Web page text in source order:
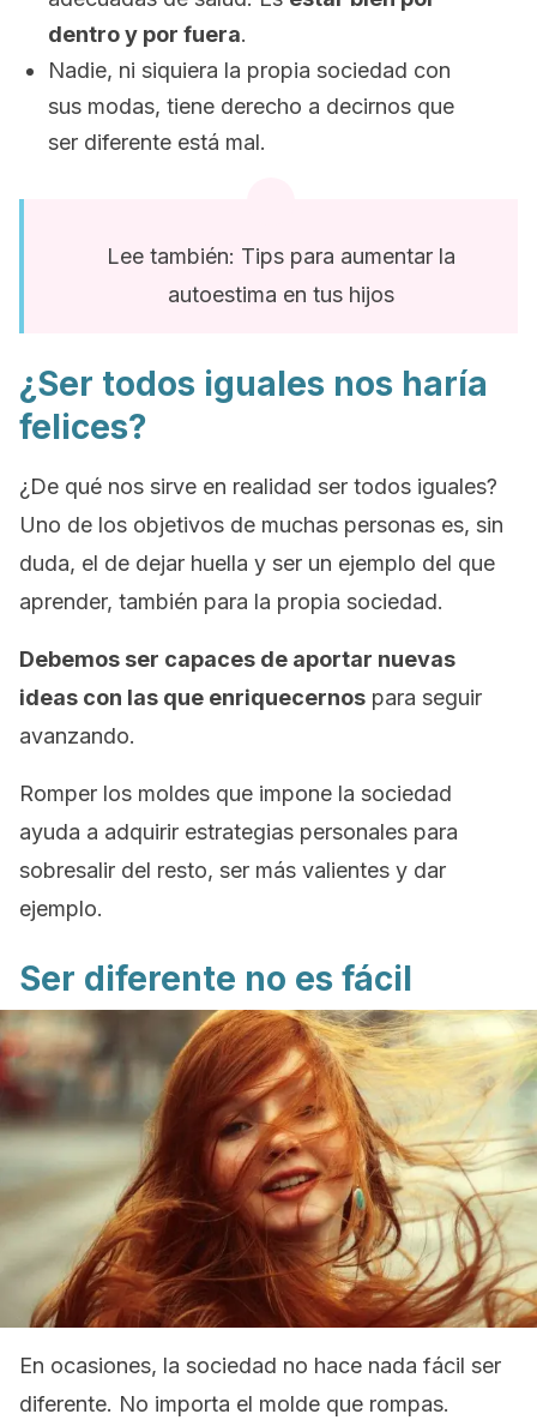
dentro y por fuera.
Nadie, ni siquiera la propia sociedad con
sus modas, tiene derecho a decirnos que
ser diferente está mal.
Lee también: Tips para aumentar la
autoestima en tus hijos
¿Ser todos iguales nos haría
felices?
¿De qué nos sirve en realidad ser todos iguales?
Uno de los objetivos de muchas personas es, sin
duda, el de dejar huella y ser un ejemplo del que
aprender, también para la propia sociedad.
Debemos ser capaces de aportar nuevas
ideas con las que enriquecernos para seguir
avanzando.
Romper los moldes que impone la sociedad
ayuda a adquirir estrategias personales para
sobresalir del resto, ser más valientes y dar
ejemplo.
Ser diferente no es fácil
En ocasiones, la sociedad no hace nada fácil ser
diferente. No importa el molde que rompas.